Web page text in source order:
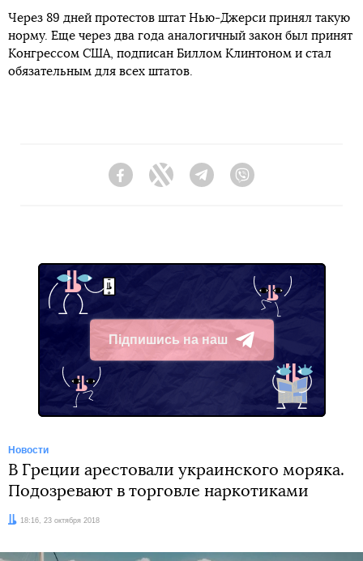
Через 89 дней протестов штат Нью-Джерси принял такую
норму. Еще через два года аналогичный закон был принят
Конгрессом США, подписан Биллом Клинтоном и стал
обязательным для всех штатов.
FacebookTwitter Telegram
Підпишись на наш
Telegram
Новости
В Греции арестовали украинского моряка.
Подозревают в торговле наркотиками
Дата:18:16, 23 октября 2018